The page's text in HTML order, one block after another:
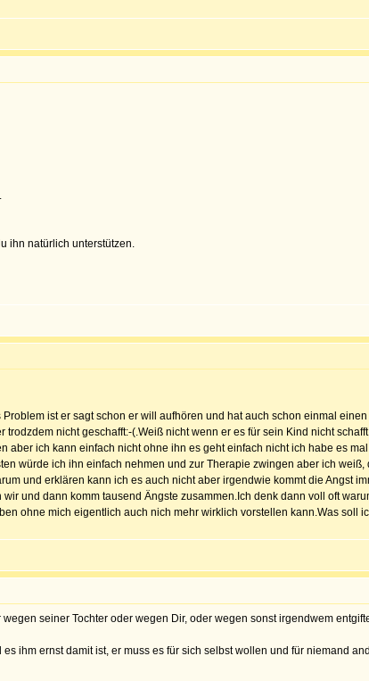
ihn natürlich unterstützen.
ist er sagt schon er will aufhören und hat auch schon einmal
nicht geschafft:-(.Weiß nicht wenn er es für sein Kind nicht
ich kann einfach nicht ohne ihn es geht einfach nicht ich habe es
würde ich ihn einfach nehmen und zur Therapie zwingen aber ich weiß,
und erklären kann ich es auch nicht aber irgendwie kommt die Angst
und dann komm tausend Ängste zusammen.Ich denk dann voll oft
ohne mich eigentlich auch nich mehr wirklich vorstellen kann.Was soll
seiner Tochter oder wegen Dir, oder wegen sonst irgendwem
ihm ernst damit ist, er muss es für sich selbst wollen und für niemand